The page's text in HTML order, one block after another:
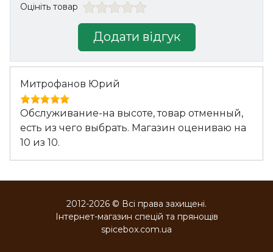
Оцініть товар
Додати відгук
Митрофанов Юрий
Обслуживание-на высоте, товар отменный,
есть из чего выбрать. Магазин оцениваю на
10 из 10.
2012-2026 © Всі права захищені.
Інтернет-магазин спецій та прянощів
spicebox.com.ua